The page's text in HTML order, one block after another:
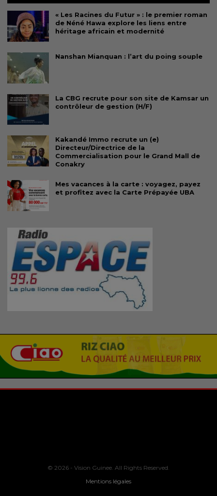
« Les Racines du Futur » : le premier roman
de Néné Hawa explore les liens entre
héritage africain et modernité
Nanshan Mianquan : l’art du poing souple
La CBG recrute pour son site de Kamsar un
contrôleur de gestion (H/F)
Kakandé Immo recrute un (e)
Directeur/Directrice de la
Commercialisation pour le Grand Mall de
Conakry
Mes vacances à la carte : voyagez, payez
et profitez avec la Carte Prépayée UBA
© 2026 - Vision Guinee. All Rights Reserved.
Mentions légales